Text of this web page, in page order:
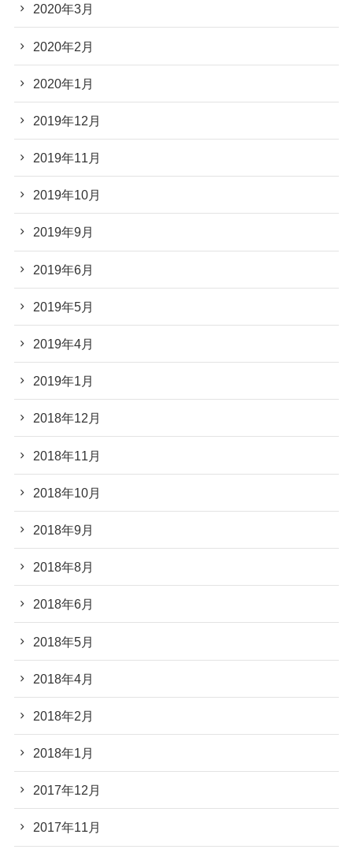
2020年3月
2020年2月
2020年1月
2019年12月
2019年11月
2019年10月
2019年9月
2019年6月
2019年5月
2019年4月
2019年1月
2018年12月
2018年11月
2018年10月
2018年9月
2018年8月
2018年6月
2018年5月
2018年4月
2018年2月
2018年1月
2017年12月
2017年11月